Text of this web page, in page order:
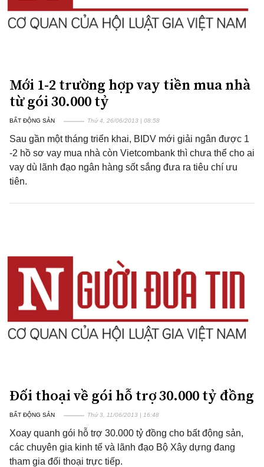
Mới 1-2 trường hợp vay tiền mua nhà
từ gói 30.000 tỷ
BẤT ĐỘNG SẢN Thứ 4, 26/06/2013 | 08:58
Sau gần một tháng triển khai, BIDV mới giải ngân được 1
-2 hồ sơ vay mua nhà còn Vietcombank thì chưa thể cho ai
vay dù lãnh đạo ngân hàng sốt sắng đưa ra tiêu chí ưu
tiên.
Đối thoại về gói hỗ trợ 30.000 tỷ đồng
BẤT ĐỘNG SẢN Thứ 3, 11/06/2013 | 16:48
Xoay quanh gói hỗ trợ 30.000 tỷ đồng cho bất động sản,
các chuyên gia kinh tế và lãnh đạo Bộ Xây dựng đang
tham gia đối thoại trực tiếp.